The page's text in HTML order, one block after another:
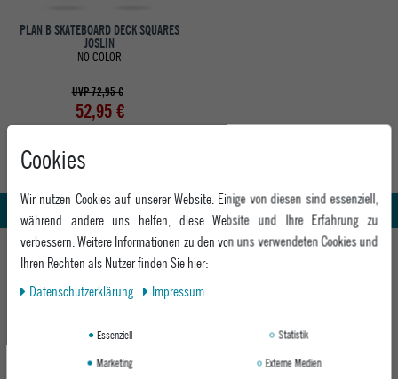
PLAN B SKATEBOARD DECK SQUARES
JOSLIN
NO COLOR
UVP 72,95 €
52,95 €
Whatsapp Support
HILFE UND BERATUNG
INFO & KONTAKT
Cookies
Wir nutzen Cookies auf unserer Website. Einige von diesen sind essenziell,
während andere uns helfen, diese Website und Ihre Erfahrung zu
verbessern. Weitere Informationen zu den von uns verwendeten Cookies und
Ihren Rechten als Nutzer finden Sie hier:
Daten­schutz­erklärung
Impressum
Essenziell
Statistik
Marketing
Externe Medien